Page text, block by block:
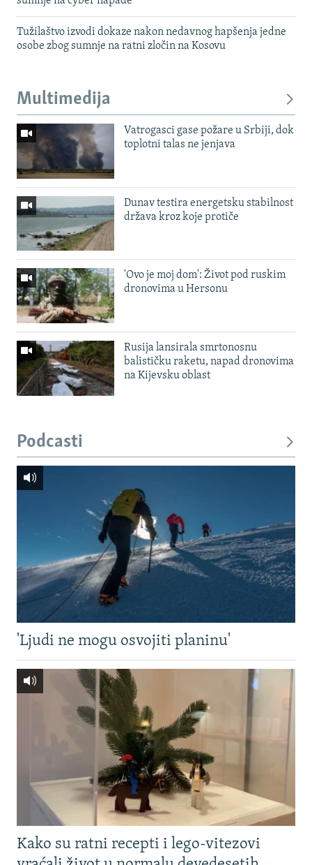
Tužilaštvo izvodi dokaze nakon nedavnog hapšenja jedne
osobe zbog sumnje na ratni zločin na Kosovu
Multimedija
Vatrogasci gase požare u Srbiji, dok
toplotni talas ne jenjava
Dunav testira energetsku stabilnost
država kroz koje protiče
'Ovo je moj dom': Život pod ruskim
dronovima u Hersonu
Rusija lansirala smrtonosnu
balističku raketu, napad dronovima
na Kijevsku oblast
Podcasti
'Ljudi ne mogu osvojiti planinu'
Kako su ratni recepti i lego-vitezovi